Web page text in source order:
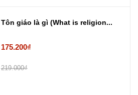
Tôn giáo là gì (What is religion...
175.200₫
219.000₫